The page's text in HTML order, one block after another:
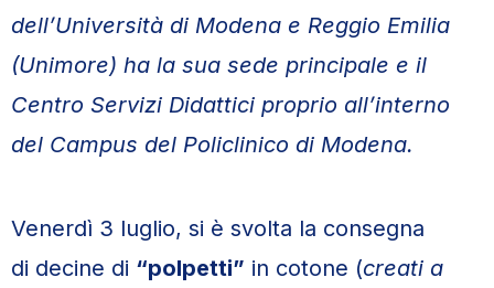
dell’Università di Modena e Reggio Emilia
(Unimore) ha la sua sede principale e il
Centro Servizi Didattici proprio all’interno
del Campus del Policlinico di Modena.
Venerdì 3 luglio, si è svolta la consegna
di decine di “polpetti” in cotone (creati a